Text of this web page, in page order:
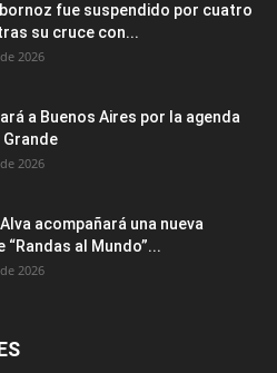
fue suspendido por cuatro
su cruce con...
2026
a Buenos Aires por la agenda
2026
acompañará una nueva
“Randas al Mundo”...
2026